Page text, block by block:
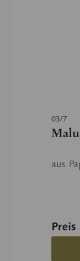
03/7
aus